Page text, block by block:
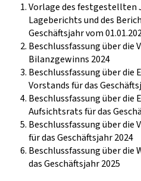
Vorlage des festgestellten
Lageberichts und des
Geschäftsjahr vom
Beschlussfassung über die
Bilanzgewinns 2024
Beschlussfassung über
Vorstands für das
Beschlussfassung über
Aufsichtsrats für das
Beschlussfassung über die
für das Geschäftsjahr 2024
Beschlussfassung über die
das Geschäftsjahr 2025